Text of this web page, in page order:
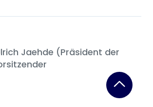
Jaehde (Präsident der